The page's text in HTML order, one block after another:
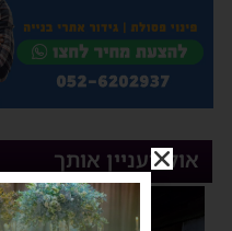
אולי יעניין אותך